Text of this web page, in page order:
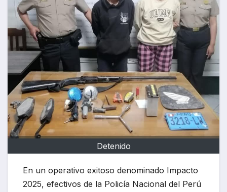
Detenido
En un operativo exitoso denominado Impacto
2025, efectivos de la Policía Nacional del Perú